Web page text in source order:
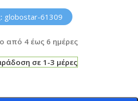
globostar-61309
από 4 έως 6 ημέρες
σε 1-3 μέρες